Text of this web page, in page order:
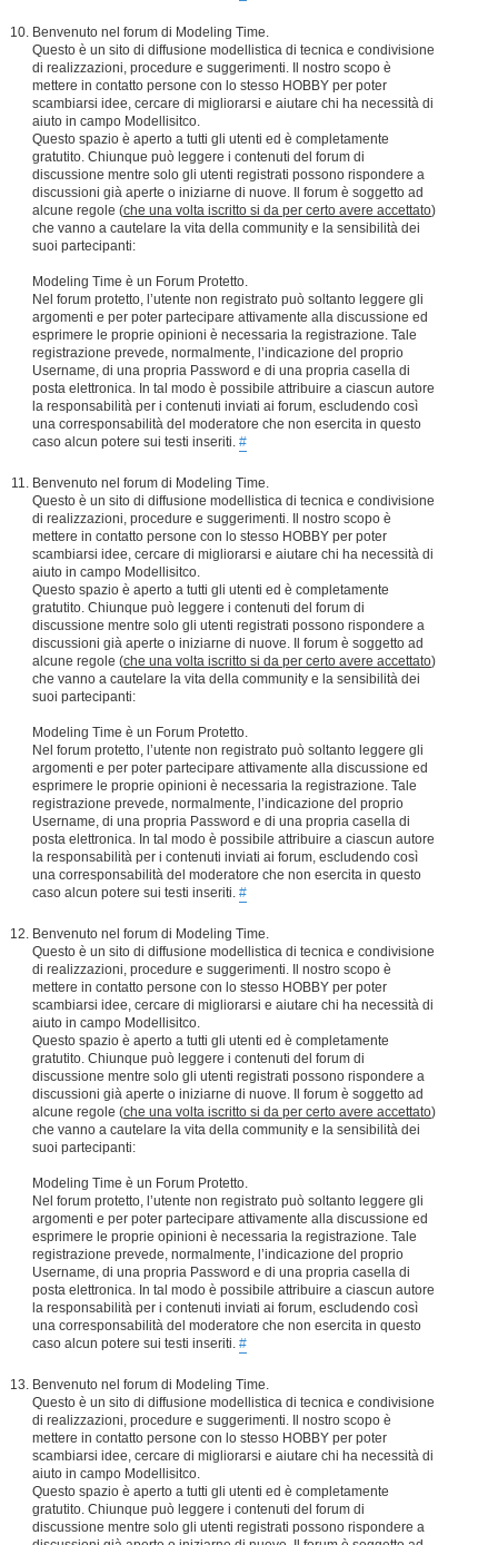
Benvenuto nel forum di Modeling Time.
Questo è un sito di diffusione modellistica di tecnica e condivisione
di realizzazioni, procedure e suggerimenti. Il nostro scopo è
mettere in contatto persone con lo stesso HOBBY per poter
scambiarsi idee, cercare di migliorarsi e aiutare chi ha necessità di
aiuto in campo Modellisitco.
Questo spazio è aperto a tutti gli utenti ed è completamente
gratutito. Chiunque può leggere i contenuti del forum di
discussione mentre solo gli utenti registrati possono rispondere a
discussioni già aperte o iniziarne di nuove. Il forum è soggetto ad
alcune regole (che una volta iscritto si da per certo avere accettato)
che vanno a cautelare la vita della community e la sensibilità dei
suoi partecipanti:
Modeling Time è un Forum Protetto.
Nel forum protetto, l’utente non registrato può soltanto leggere gli
argomenti e per poter partecipare attivamente alla discussione ed
esprimere le proprie opinioni è necessaria la registrazione. Tale
registrazione prevede, normalmente, l’indicazione del proprio
Username, di una propria Password e di una propria casella di
posta elettronica. In tal modo è possibile attribuire a ciascun autore
la responsabilità per i contenuti inviati ai forum, escludendo così
una corresponsabilità del moderatore che non esercita in questo
caso alcun potere sui testi inseriti. #
Benvenuto nel forum di Modeling Time.
Questo è un sito di diffusione modellistica di tecnica e condivisione
di realizzazioni, procedure e suggerimenti. Il nostro scopo è
mettere in contatto persone con lo stesso HOBBY per poter
scambiarsi idee, cercare di migliorarsi e aiutare chi ha necessità di
aiuto in campo Modellisitco.
Questo spazio è aperto a tutti gli utenti ed è completamente
gratutito. Chiunque può leggere i contenuti del forum di
discussione mentre solo gli utenti registrati possono rispondere a
discussioni già aperte o iniziarne di nuove. Il forum è soggetto ad
alcune regole (che una volta iscritto si da per certo avere accettato)
che vanno a cautelare la vita della community e la sensibilità dei
suoi partecipanti:
Modeling Time è un Forum Protetto.
Nel forum protetto, l’utente non registrato può soltanto leggere gli
argomenti e per poter partecipare attivamente alla discussione ed
esprimere le proprie opinioni è necessaria la registrazione. Tale
registrazione prevede, normalmente, l’indicazione del proprio
Username, di una propria Password e di una propria casella di
posta elettronica. In tal modo è possibile attribuire a ciascun autore
la responsabilità per i contenuti inviati ai forum, escludendo così
una corresponsabilità del moderatore che non esercita in questo
caso alcun potere sui testi inseriti. #
Benvenuto nel forum di Modeling Time.
Questo è un sito di diffusione modellistica di tecnica e condivisione
di realizzazioni, procedure e suggerimenti. Il nostro scopo è
mettere in contatto persone con lo stesso HOBBY per poter
scambiarsi idee, cercare di migliorarsi e aiutare chi ha necessità di
aiuto in campo Modellisitco.
Questo spazio è aperto a tutti gli utenti ed è completamente
gratutito. Chiunque può leggere i contenuti del forum di
discussione mentre solo gli utenti registrati possono rispondere a
discussioni già aperte o iniziarne di nuove. Il forum è soggetto ad
alcune regole (che una volta iscritto si da per certo avere accettato)
che vanno a cautelare la vita della community e la sensibilità dei
suoi partecipanti:
Modeling Time è un Forum Protetto.
Nel forum protetto, l’utente non registrato può soltanto leggere gli
argomenti e per poter partecipare attivamente alla discussione ed
esprimere le proprie opinioni è necessaria la registrazione. Tale
registrazione prevede, normalmente, l’indicazione del proprio
Username, di una propria Password e di una propria casella di
posta elettronica. In tal modo è possibile attribuire a ciascun autore
la responsabilità per i contenuti inviati ai forum, escludendo così
una corresponsabilità del moderatore che non esercita in questo
caso alcun potere sui testi inseriti. #
Benvenuto nel forum di Modeling Time.
Questo è un sito di diffusione modellistica di tecnica e condivisione
di realizzazioni, procedure e suggerimenti. Il nostro scopo è
mettere in contatto persone con lo stesso HOBBY per poter
scambiarsi idee, cercare di migliorarsi e aiutare chi ha necessità di
aiuto in campo Modellisitco.
Questo spazio è aperto a tutti gli utenti ed è completamente
gratutito. Chiunque può leggere i contenuti del forum di
discussione mentre solo gli utenti registrati possono rispondere a